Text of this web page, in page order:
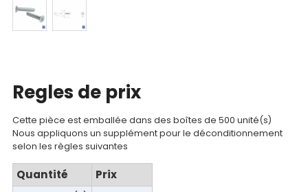
Catalogue
compte
Mon
panier
Contact
Regles de prix
Cette pièce est emballée dans des boîtes de 500 unité(s)
Nous appliquons un supplément pour le déconditionnement
selon les règles suivantes
Quantité
Prix